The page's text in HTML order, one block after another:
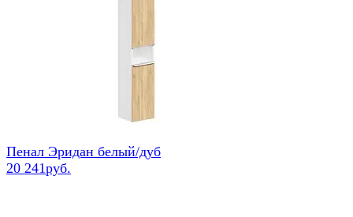
Пенал Эридан белый/дуб
20 241руб.